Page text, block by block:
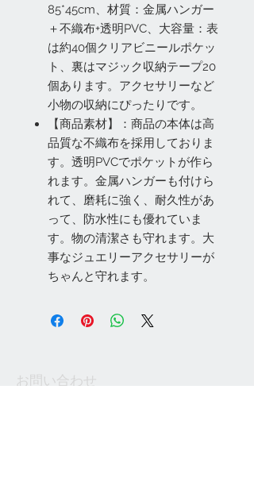
85*45cm、材質：金属ハンガー
＋不織布+透明PVC、大容量：表
は約40個クリアビニールポケッ
ト、裏はマジック収納テープ20
個あります。アクセサリーなど
小物の収納にぴったりです。
【商品素材】：商品の本体は高
品質な不織布を採用しておりま
す。透明PVCでポケットが作ら
れます。金属ハンガーも付けら
れて、磨耗に強く、耐久性があ
って、防水性にも優れていま
す。物の清潔さも守れます。大
事なジュエリーアクセサリーが
ちゃんと守れます。
お問い合わせ